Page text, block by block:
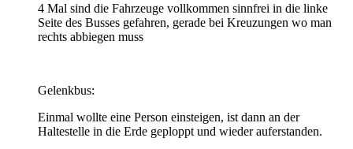
4 Mal sind die Fahrzeuge vollkommen sinnfrei in die linke
Seite des Busses gefahren, gerade bei Kreuzungen wo man
rechts abbiegen muss
Gelenkbus:
Einmal wollte eine Person einsteigen, ist dann an der
Haltestelle in die Erde geploppt und wieder auferstanden.